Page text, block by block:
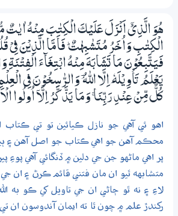
ھُوَ الَّذِيْٓ اَنْزَلَ عَلَيْكَ الْكِتٰبَ مِنْهُ اٰيٰتٌ
الْكِتٰبِ وَاُخَرُ مُتَشٰبِهٰتٌ ۭ فَاَمَّا الَّذِيْنَ فِيْ
فَيَتَّبِعُوْنَ مَا تَشَابَهَ مِنْهُ ابْتِغَاۗءَ الْفِتْنَةِ
يَعْلَمُ تَاْوِيْلَهٗ ٓ اِلَّا اللّٰهُ ڤ وَالرّٰسِـخُوْنَ فِي
كُلٌّ مِّنْ عِنْدِ رَبِّنَا ۚ وَمَا يَذَّكَّرُ اِلَّآ اُولُوا
اهو ئي آهي جو نازل ڪيائين تو تي
محڪم آهن جو اهي ڪتاب جو اصل آهن ۽
پر اهي ماڻهو جن جي دلين ۾ ڏنگائي آهي پوءِ
متشابهه ٿيو ان مان فتني قائم ڪرڻ ۽ ان
لاءِ ۽ نه ٿو ڄاڻي ان جي تاويل کي ڪو به
رکندڙ علم ۾ چون ٿا ته ايمان آندوسون